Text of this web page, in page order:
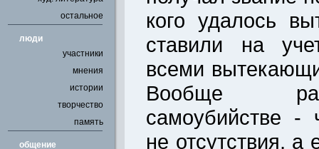
остальное
люди
участники
мнения
истории
творчество
память
общение
кого удалось
ставили на
всеми
Вообще
самоубийстве -
не отсутствия, а